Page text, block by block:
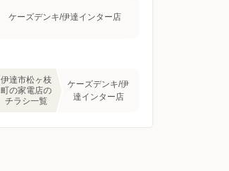
ケーズデンキ/伊達インター店
伊達市松ヶ枝
町の家電店の
チラシ一覧
ケーズデンキ/伊
達インター店